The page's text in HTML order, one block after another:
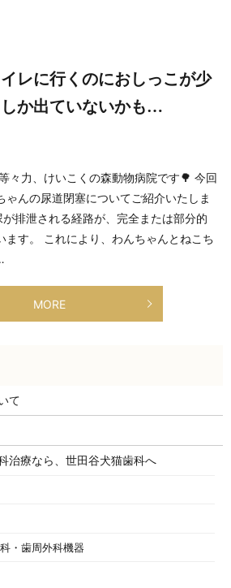
レに行くのにおしっこが少
しか出ていないかも…
々力、けいこくの森動物病院です🌳 今回
ゃんの尿道閉塞についてご紹介いたしま
排泄される経路が、完全または部分的
ます。 これにより、わんちゃんとねこち
MORE
て
治療なら、世田谷犬猫歯科へ
・歯周外科機器